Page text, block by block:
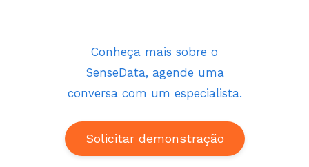
Conheça mais sobre o
SenseData, agende uma
conversa com um especialista.
Solicitar demonstração